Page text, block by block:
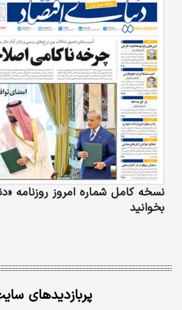
نسخه کامل شماره امروز روزنامه
بخوانید
پربازدیدهای